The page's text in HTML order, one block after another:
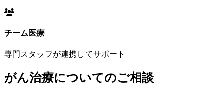
チーム医療
専門スタッフが連携してサポート
がん治療についてのご相談